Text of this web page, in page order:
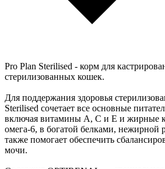
Pro Plan Sterilised - корм для
стерилизованных кошек.
Для поддержания здоровья
Sterilised сочетает все основные
включая витамины A, C и E и жирные
омега-6, в богатой белками, нежирной
также помогает обеспечить
мочи.